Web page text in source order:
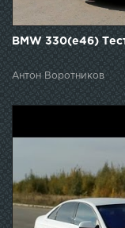
BMW 330(e46)
Антон Воротников